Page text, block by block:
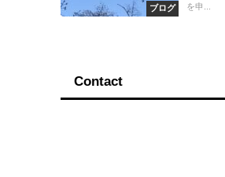
ブログ
を申...
Contact